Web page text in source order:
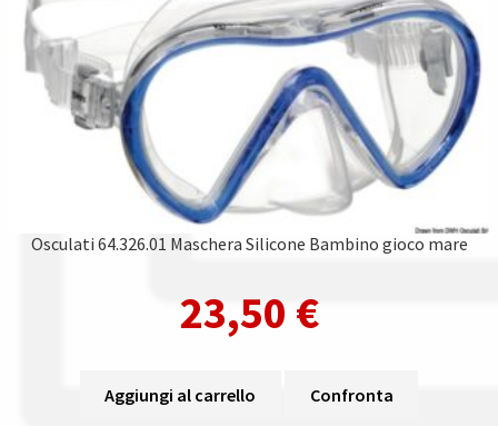
Osculati 64.326.01 Maschera Silicone Bambino gioco mare
23,50 €
Aggiungi al carrello Confronta